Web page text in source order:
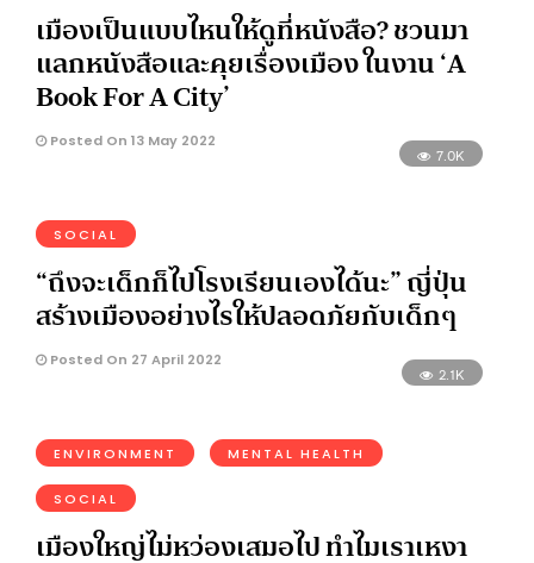
เมืองเป็นแบบไหนให้ดูที่หนังสือ? ชวนมา
แลกหนังสือและคุยเรื่องเมือง ในงาน ‘A
Book For A City’
Posted On 13 May 2022
7.0K
SOCIAL
“ถึงจะเด็กก็ไปโรงเรียนเองได้นะ” ญี่ปุ่น
สร้างเมืองอย่างไรให้ปลอดภัยกับเด็กๆ
Posted On 27 April 2022
2.1K
ENVIRONMENT MENTAL HEALTH
SOCIAL
เมืองใหญ่ไม่หว่องเสมอไป ทำไมเราเหงา